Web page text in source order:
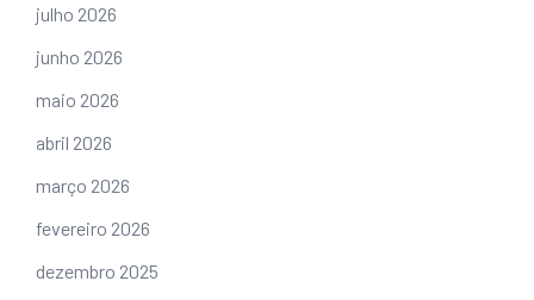
julho 2026
junho 2026
maio 2026
abril 2026
março 2026
fevereiro 2026
dezembro 2025